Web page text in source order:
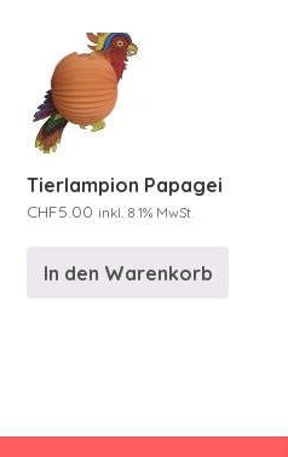
Tierlampion Papagei
CHF5.00 inkl. 8.1% MwSt.
In den Warenkorb